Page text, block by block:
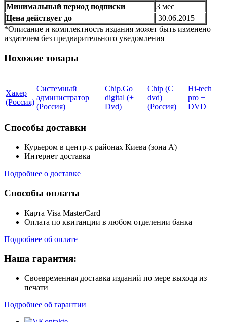
Минимальный период подписки
3 мес
Цена действует до
30.06.2015
*Описание и комплектность издания может быть изменено
издателем без предварительного уведомления
Похожие товары
Хакер
(Россия)
Системный
администратор
(Россия)
Chip.Go
digital (+
Dvd)
Chip (С
dvd)
(Росcия)
Hi-tech
pro +
DVD
Способы доставки
Курьером в центр-х районах Киева (зона А)
Интернет доставка
Подробнее о доставке
Способы оплаты
Карта Visa MasterCard
Оплата по квитанции в любом отделении банка
Подробнее об оплате
Наша гарантия:
Своевременная доставка изданий по мере выхода из
печати
Подробнее об гарантии